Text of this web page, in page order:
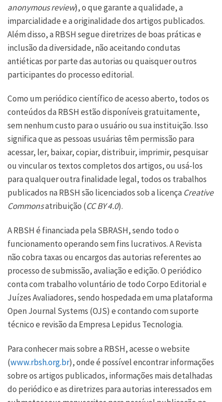
anonymous review), o que garante a qualidade, a
imparcialidade e a originalidade dos artigos publicados.
Além disso, a RBSH segue diretrizes de boas práticas e
inclusão da diversidade, não aceitando condutas
antiéticas por parte das autorias ou quaisquer outros
participantes do processo editorial.
Como um periódico científico de acesso aberto, todos os
conteúdos da RBSH estão disponíveis gratuitamente,
sem nenhum custo para o usuário ou sua instituição. Isso
significa que as pessoas usuárias têm permissão para
acessar, ler, baixar, copiar, distribuir, imprimir, pesquisar
ou vincular os textos completos dos artigos, ou usá-los
para qualquer outra finalidade legal, todos os trabalhos
publicados na RBSH são licenciados sob a licença Creative
Commonsatribuição (CC BY 4.0).
A RBSH é financiada pela SBRASH, sendo todo o
funcionamento operando sem fins lucrativos. A Revista
não cobra taxas ou encargos das autorias referentes ao
processo de submissão, avaliação e edição. O periódico
conta com trabalho voluntário de todo Corpo Editorial e
Juízes Avaliadores, sendo hospedada em uma plataforma
Open Journal Systems (OJS) e contando com suporte
técnico e revisão da Empresa Lepidus Tecnologia.
Para conhecer mais sobre a RBSH, acesse o website
(www.rbsh.org.br), onde é possível encontrar informações
sobre os artigos publicados, informações mais detalhadas
do periódico e as diretrizes para autorias interessados em